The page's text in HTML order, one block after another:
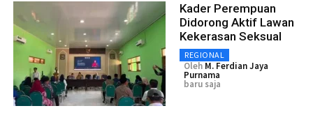
Kader Perempuan
Didorong Aktif Lawan
Kekerasan Seksual
REGIONAL
Oleh M. Ferdian Jaya
Purnama
baru saja